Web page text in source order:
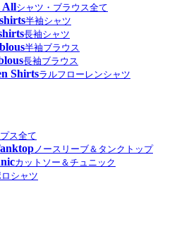
Allシャツ・ブラウス全て
半袖シャツ
長袖シャツ
半袖ブラウス
長袖ブラウス
Shirtsラルフローレンシャツ
ス全て
ノースリーブ＆タンクトップ
カットソー＆チュニック
シャツ